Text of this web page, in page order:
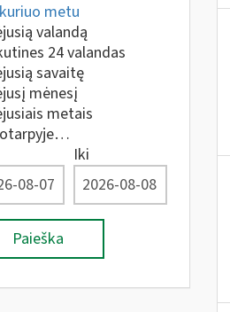
metu
valandą
24 valandas
savaitę
mėnesį
metais
Iki
Paieška